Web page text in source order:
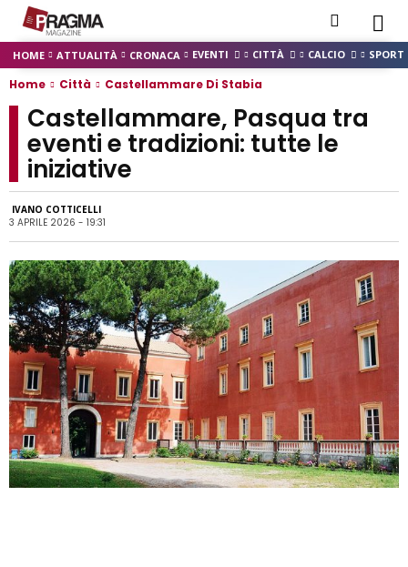
HOME ATTUALITÀ CRONACA EVENTI CITTÀ CALCIO SPORT
Home Città Castellammare Di Stabia
Castellammare, Pasqua tra
eventi e tradizioni: tutte le
iniziative
IVANO COTTICELLI
3 APRILE 2026 - 19:31